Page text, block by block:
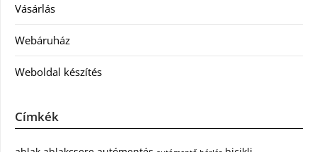
Vásárlás
Webáruház
Weboldal készítés
Címkék